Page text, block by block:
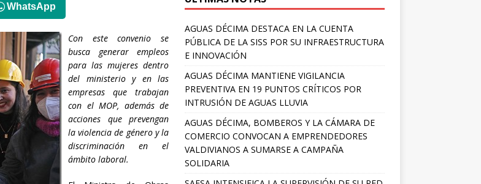
WhatsApp
Con este convenio se
busca generar empleos
para las mujeres dentro
del ministerio y en las
empresas que trabajan
con el MOP, además de
acciones que prevengan
la violencia de género y la
discriminación en el
ámbito laboral.
AGUAS DÉCIMA DESTACA EN LA CUENTA
PÚBLICA DE LA SISS POR SU INFRAESTRUCTURA
E INNOVACIÓN
AGUAS DÉCIMA MANTIENE VIGILANCIA
PREVENTIVA EN 19 PUNTOS CRÍTICOS POR
INTRUSIÓN DE AGUAS LLUVIA
AGUAS DÉCIMA, BOMBEROS Y LA CÁMARA DE
COMERCIO CONVOCAN A EMPRENDEDORES
VALDIVIANOS A SUMARSE A CAMPAÑA
SOLIDARIA